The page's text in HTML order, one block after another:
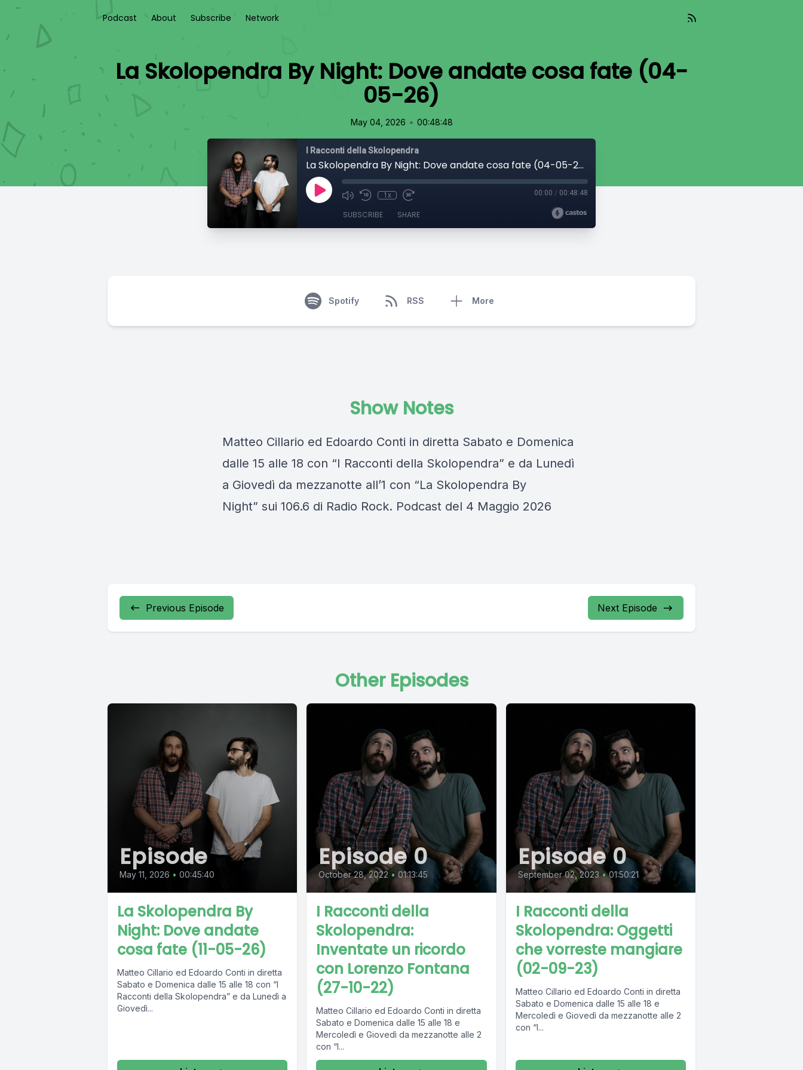
Podcast About Subscribe Network
La Skolopendra By Night: Dove andate cosa fate (04-
05-26)
May 04, 2026 • 00:48:48
I Racconti della Skolopendra
La Skolopendra By Night: Dove andate cosa fate (04-05-26)
1x 00:00 / 00:48:48
SUBSCRIBE SHARE
Spotify RSS More
Show Notes
Matteo Cillario ed Edoardo Conti in diretta Sabato e Domenica
dalle 15 alle 18 con “I Racconti della Skolopendra” e da Lunedì
a Giovedì da mezzanotte all’1 con “La Skolopendra By
Night” sui 106.6 di Radio Rock. Podcast del 4 Maggio 2026
Previous Episode Next Episode
Other Episodes
Episode
May 11, 2026 • 00:45:40
La Skolopendra By
Night: Dove andate
cosa fate (11-05-26)
Matteo Cillario ed Edoardo Conti in diretta
Sabato e Domenica dalle 15 alle 18 con “I
Racconti della Skolopendra” e da Lunedì a
Giovedì...
Episode 0
October 28, 2022 • 01:13:45
I Racconti della
Skolopendra:
Inventate un ricordo
con Lorenzo Fontana
(27-10-22)
Matteo Cillario ed Edoardo Conti in diretta
Sabato e Domenica dalle 15 alle 18 e
Mercoledì e Giovedì da mezzanotte alle 2
con “I...
Episode 0
September 02, 2023 • 01:50:21
I Racconti della
Skolopendra: Oggetti
che vorreste mangiare
(02-09-23)
Matteo Cillario ed Edoardo Conti in diretta
Sabato e Domenica dalle 15 alle 18 e
Mercoledì e Giovedì da mezzanotte alle 2
con “I...